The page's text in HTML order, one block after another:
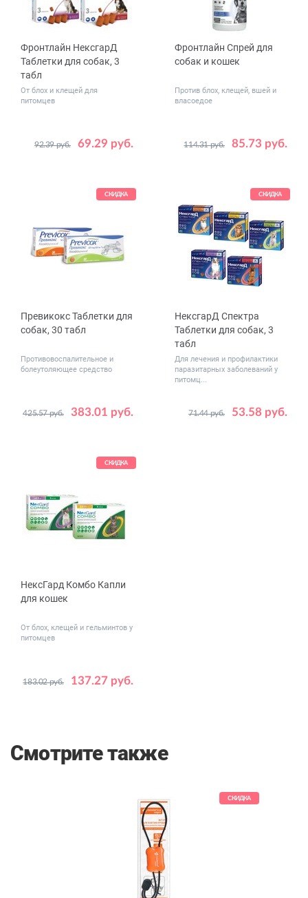
Фронтлайн НексгарД
Таблетки для собак, 3
табл
От блох и клещей для
питомцев
69.29 руб.
92.39 руб.
Вес
2 - 4
4 - 10
25 - 50
Фронтлайн Спрей для
собак и кошек
Против блох, клещей, вшей и
власоедое
85.73 руб.
114.31 руб.
Объем,
250
СКИДКА
Превикокс Таблетки для
собак, 30 табл
Противовоспалительное и
болеутоляющее средство
383.01 руб.
425.57 руб.
Дозировка,
227
СКИДКА
НексгарД Спектра
Таблетки для собак, 3
табл
Для лечения и профилактики
паразитарных заболеваний у
питомц...
53.58 руб.
71.44 руб.
Вес
2 - 3.5
СКИДКА
НексГард Комбо Капли
для кошек
От блох, клещей и гельминтов у
питомцев
137.27 руб.
183.02 руб.
Дозировка,
0.3 0.9
Смотрите также
СКИДКА